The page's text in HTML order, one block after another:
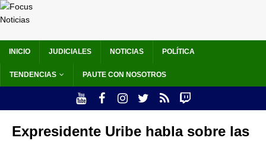
INICIO JUDICIALES NOTICIAS POLÍTICA
TENDENCIAS PAUTE CON NOSOTROS
Expresidente Uribe habla sobre las